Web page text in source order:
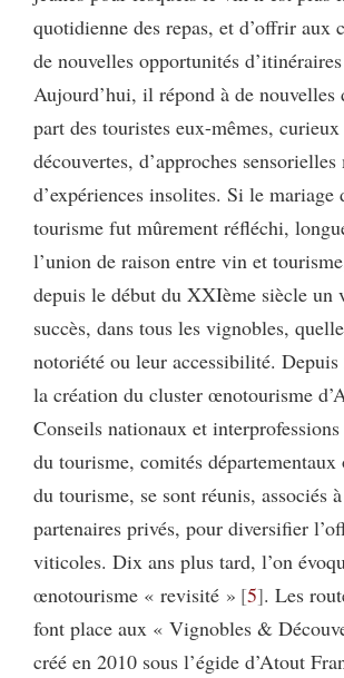
quotidienne des repas, et d’offrir aux
de nouvelles opportunités
Aujourd’hui, il répond à de nouvelles
part des touristes eux-mêmes, curieux
découvertes, d’approches
d’expériences insolites. Si le mariage
tourisme fut mûrement réfléchi,
l’union de raison entre vin et
depuis le début du XXIème siècle un
succès, dans tous les vignobles,
notoriété ou leur accessibilité. Depuis
la création du cluster œnotourisme
Conseils nationaux et
du tourisme, comités départementaux
du tourisme, se sont réunis, associés
partenaires privés, pour diversifier
viticoles. Dix ans plus tard, l’on
œnotourisme « revisité » 5 . Les
font place aux « Vignobles &
créé en 2010 sous l’égide d’Atout